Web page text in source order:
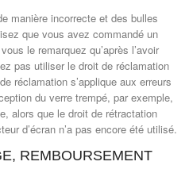
manière incorrecte et des bulles
que vous avez commandé un
le remarquez qu’après l’avoir
pas utiliser le droit de réclamation
réclamation s’applique aux erreurs
du verre trempé, par exemple,
alors que le droit de rétractation
d’écran n’a pas encore été utilisé.
REMBOURSEMENT